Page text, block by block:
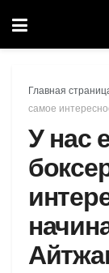
Главная
самое
У нас